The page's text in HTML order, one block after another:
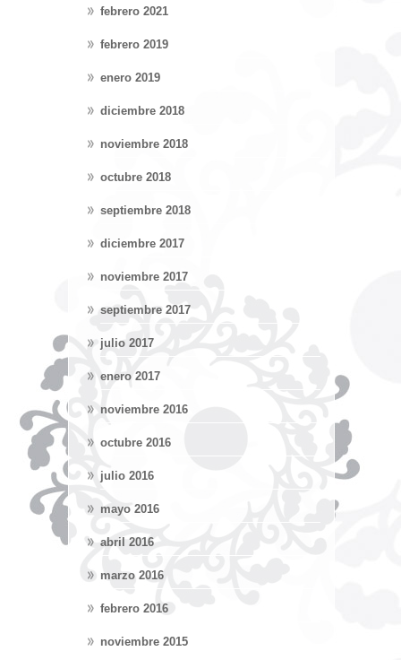
febrero 2021
febrero 2019
enero 2019
diciembre 2018
noviembre 2018
octubre 2018
septiembre 2018
diciembre 2017
noviembre 2017
septiembre 2017
julio 2017
enero 2017
noviembre 2016
octubre 2016
julio 2016
mayo 2016
abril 2016
marzo 2016
febrero 2016
noviembre 2015